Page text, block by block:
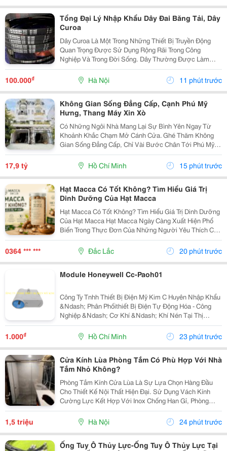
Tổng Đại Lý Nhập Khẩu Dây Đai Băng Tải, Dây
Curoa
Dây Curoa Là Một Trong Những Thiết Bị Truyền Động
Quan Trọng Được Sử Dụng Rộng Rãi Trong Công
Nghiệp Và Trong Đời Sống. Dây Thường Được Làm
Bằng Cao Su Tổng Hợp Có Nguồn Gốc Từ Dầu Mỏ, Bên
Trong Có Hoặc Không Có Lõi Thép. Dây Curoa Truyền
Động...
100.000₫ Hà Nội 11 phút trước
Không Gian Sống Đẳng Cấp, Cạnh Phú Mỹ
Hưng, Thang Máy Xin Xò
Có Những Ngôi Nhà Mang Lại Sự Bình Yên Ngay Từ
Khoảnh Khắc Chạm Mở Cánh Cửa. Ghé Thăm Không
Gian Sống Đẳng Cấp, Chỉ Vài Bước Chân Tới Phú Mỹ
Hưng: - Vị Trí: Kdc Tân Mỹ, Đường Rộng 20M Thông
Thoáng - Diện Tích: 5 &Times; 18M &Bull; 1 Trệt 3 Lầu...
17,9 tỷ Hồ Chí Minh 15 phút trước
Hạt Macca Có Tốt Không? Tìm Hiểu Giá Trị
Dinh Dưỡng Của Hạt Macca
Hạt Macca Có Tốt Không? Tìm Hiểu Giá Trị Dinh Dưỡng
Của Hạt Macca Hạt Macca Ngày Càng Xuất Hiện Phổ
Biến Trong Thực Đơn Của Những Người Yêu Thích Các
Loại Hạt Dinh Dưỡng. Với Vị Béo Nhẹ, Thơm Bùi Và
Cách Sử Dụng Đơn Giản, Macca Có Thể Trở Thành
0364 *** *** Đắc Lắc 20 phút trước
Module Honeywell Cc-Paoh01
Công Ty Tnhh Thiết Bị Điện Mỹ Kim C Huyên Nhập Khẩu
&Ndash; Phân Phốithiết Bị Điện Tự Động Hóa - Công
Nghiệp &Ndash; Cơ Khí &Ndash; Khí Nén Tại Thị
Trường Việt Nam. Những Thương Hiệu Mà Mỹ Kim
Thường Xuyên Phân Phối: Yaskawa &Ndash;
Panasonic...
1.000₫ Hồ Chí Minh 23 phút trước
Cửa Kính Lùa Phòng Tắm Có Phù Hợp Với Nhà
Tắm Nhỏ Không?
Phòng Tắm Kính Cửa Lùa Là Sự Lựa Chọn Hàng Đầu
Cho Thiết Kế Nội Thất Hiện Đại. Sử Dụng Vách Kính
Cường Lực Kết Hợp Với Inox Chống Han Gỉ, Phòng
Tắm Này Không Chỉ Bền Vững Và Chịu Lực Tốt Mà Còn
Giúp Tối Ưu Hóa Ánh Sáng Tự Nhiên, Đồng Thời Đảm
1,5 triệu Hà Nội 24 phút trước
Ống Tuy Ô Thủy Lực-Ống Tuy Ô Thủy Lực Tại